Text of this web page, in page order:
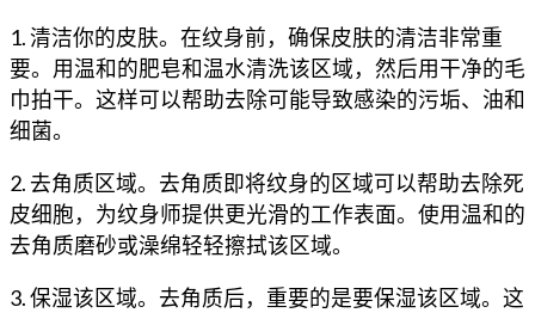
1. 清洁你的皮肤。在纹身前，确保皮肤的清洁非常重
要。用温和的肥皂和温水清洗该区域，然后用干净的毛
巾拍干。这样可以帮助去除可能导致感染的污垢、油和
细菌。
2. 去角质区域。去角质即将纹身的区域可以帮助去除死
皮细胞，为纹身师提供更光滑的工作表面。使用温和的
去角质磨砂或澡绵轻轻擦拭该区域。
3. 保湿该区域。去角质后，重要的是要保湿该区域。这